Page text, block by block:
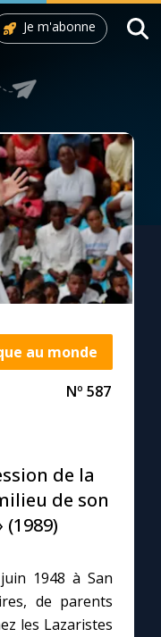
Je m'abonne
au monde
Nº 587
de la
de son
1948 à San
de parents
les Lazaristes